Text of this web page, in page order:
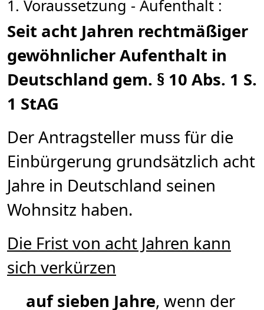
1. Voraussetzung - Aufenthalt :
Seit acht Jahren rechtmäßiger
gewöhnlicher Aufenthalt in
Deutschland gem. § 10 Abs. 1 S.
1 StAG
Der Antragsteller muss für die
Einbürgerung grundsätzlich acht
Jahre in Deutschland seinen
Wohnsitz haben.
Die Frist von acht Jahren kann
sich verkürzen
auf sieben Jahre, wenn der